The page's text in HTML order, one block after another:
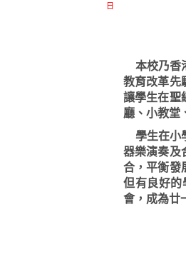
日
本校乃香
教育改革先
讓學生在聖
廳、小教堂
學生在小
器樂演奏及
合，平衡發
但有良好的
會，成為廿